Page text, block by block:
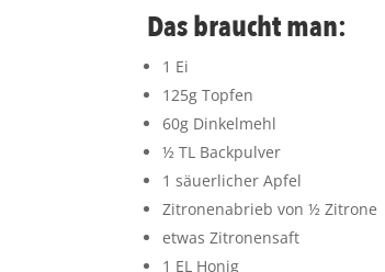
Das braucht man:
1 Ei
125g Topfen
60g Dinkelmehl
½ TL Backpulver
1 säuerlicher Apfel
Zitronenabrieb von ½ Zitrone
etwas Zitronensaft
1 EL Honig